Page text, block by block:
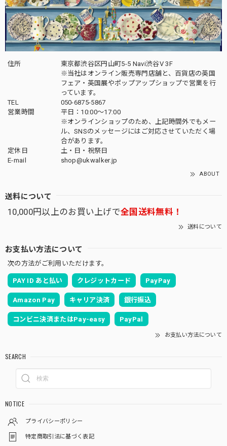
住所
東京都渋谷区円山町5-5 Navi渋谷V 3F
※当社はオンライン販売専門店舗と、百貨店の英国
フェア・英国展やポップアップショップで営業を行
っています。
TEL
050-6875-5867
営業時間
平日：10:00～17:00
※オンラインショップのため、上記時間外でもメー
ル、SNSのメッセージにはご対応させていただく場
合があります。
定休日
土・日・祝祭日
E-mail
shop@ukwalker.jp
ABOUT
送料について
10,000円以上のお買い上げで全国送料無料！
送料について
お支払い方法について
次の方法がご利用いただけます。
PAY ID あと払い クレジットカード PayPay
Amazon Pay キャリア決済 銀行振込
コンビニ決済またはPay-easy PayPal
お支払い方法について
SEARCH
NOTICE
プライバシーポリシー
特定商取引法に基づく表記